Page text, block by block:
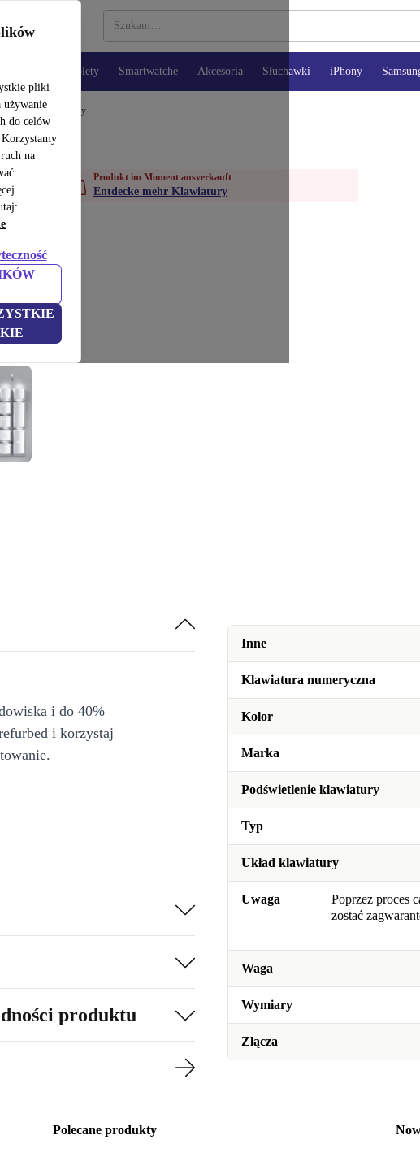
pliki
używanie
do celów
na
Tablety Smartwatche Akcesoria Słuchawki iPhony
Klawiatury
Produkt im Moment ausverkauft
Entdecke mehr Klawiatury
Inne
Klawiatura numeryczna
Kolor
Marka
Podświetlenie klawiatury
Typ
Układ klawiatury
Uwaga
Poprzez proces
zostać
Waga
Wymiary
Złącza
i do 40%
i korzystaj
produktu
Polecane produkty